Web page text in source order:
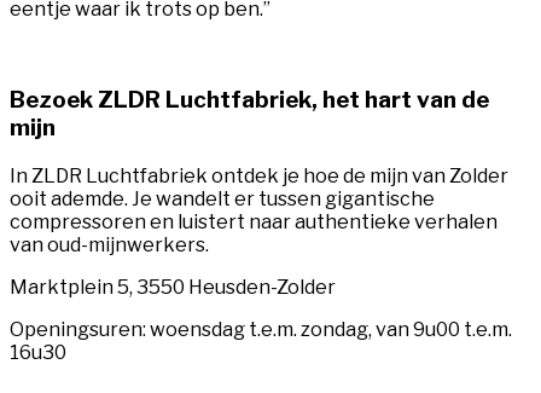
eentje waar ik trots op ben.”
Bezoek ZLDR Luchtfabriek, het hart van de
mijn
In ZLDR Luchtfabriek ontdek je hoe de mijn van Zolder
ooit ademde. Je wandelt er tussen gigantische
compressoren en luistert naar authentieke verhalen
van oud-mijnwerkers.
Marktplein 5, 3550 Heusden-Zolder
Openingsuren: woensdag t.e.m. zondag, van 9u00 t.e.m.
16u30